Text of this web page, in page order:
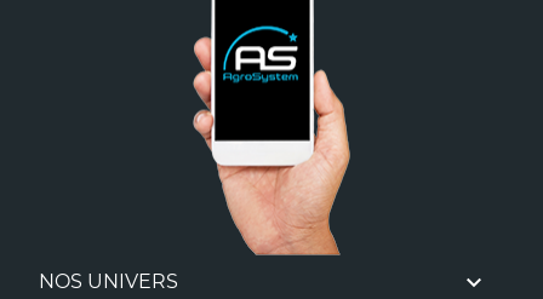
NOS UNIVERS 